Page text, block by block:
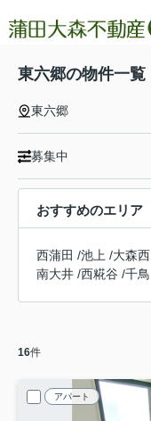
東六郷の物件一覧
東六郷
募集中
おすすめのエリア
西蒲田 /池上 /大森西
南大井 /西糀谷 /千鳥
16件
アパート